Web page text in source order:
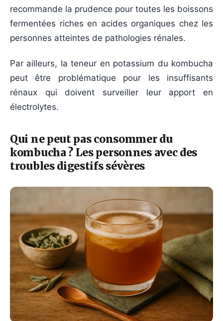
recommande la prudence pour toutes les boissons
fermentées riches en acides organiques chez les
personnes atteintes de pathologies rénales.
Par ailleurs, la teneur en potassium du kombucha
peut être problématique pour les insuffisants
rénaux qui doivent surveiller leur apport en
électrolytes.
Qui ne peut pas consommer du
kombucha ? Les personnes avec des
troubles digestifs sévères